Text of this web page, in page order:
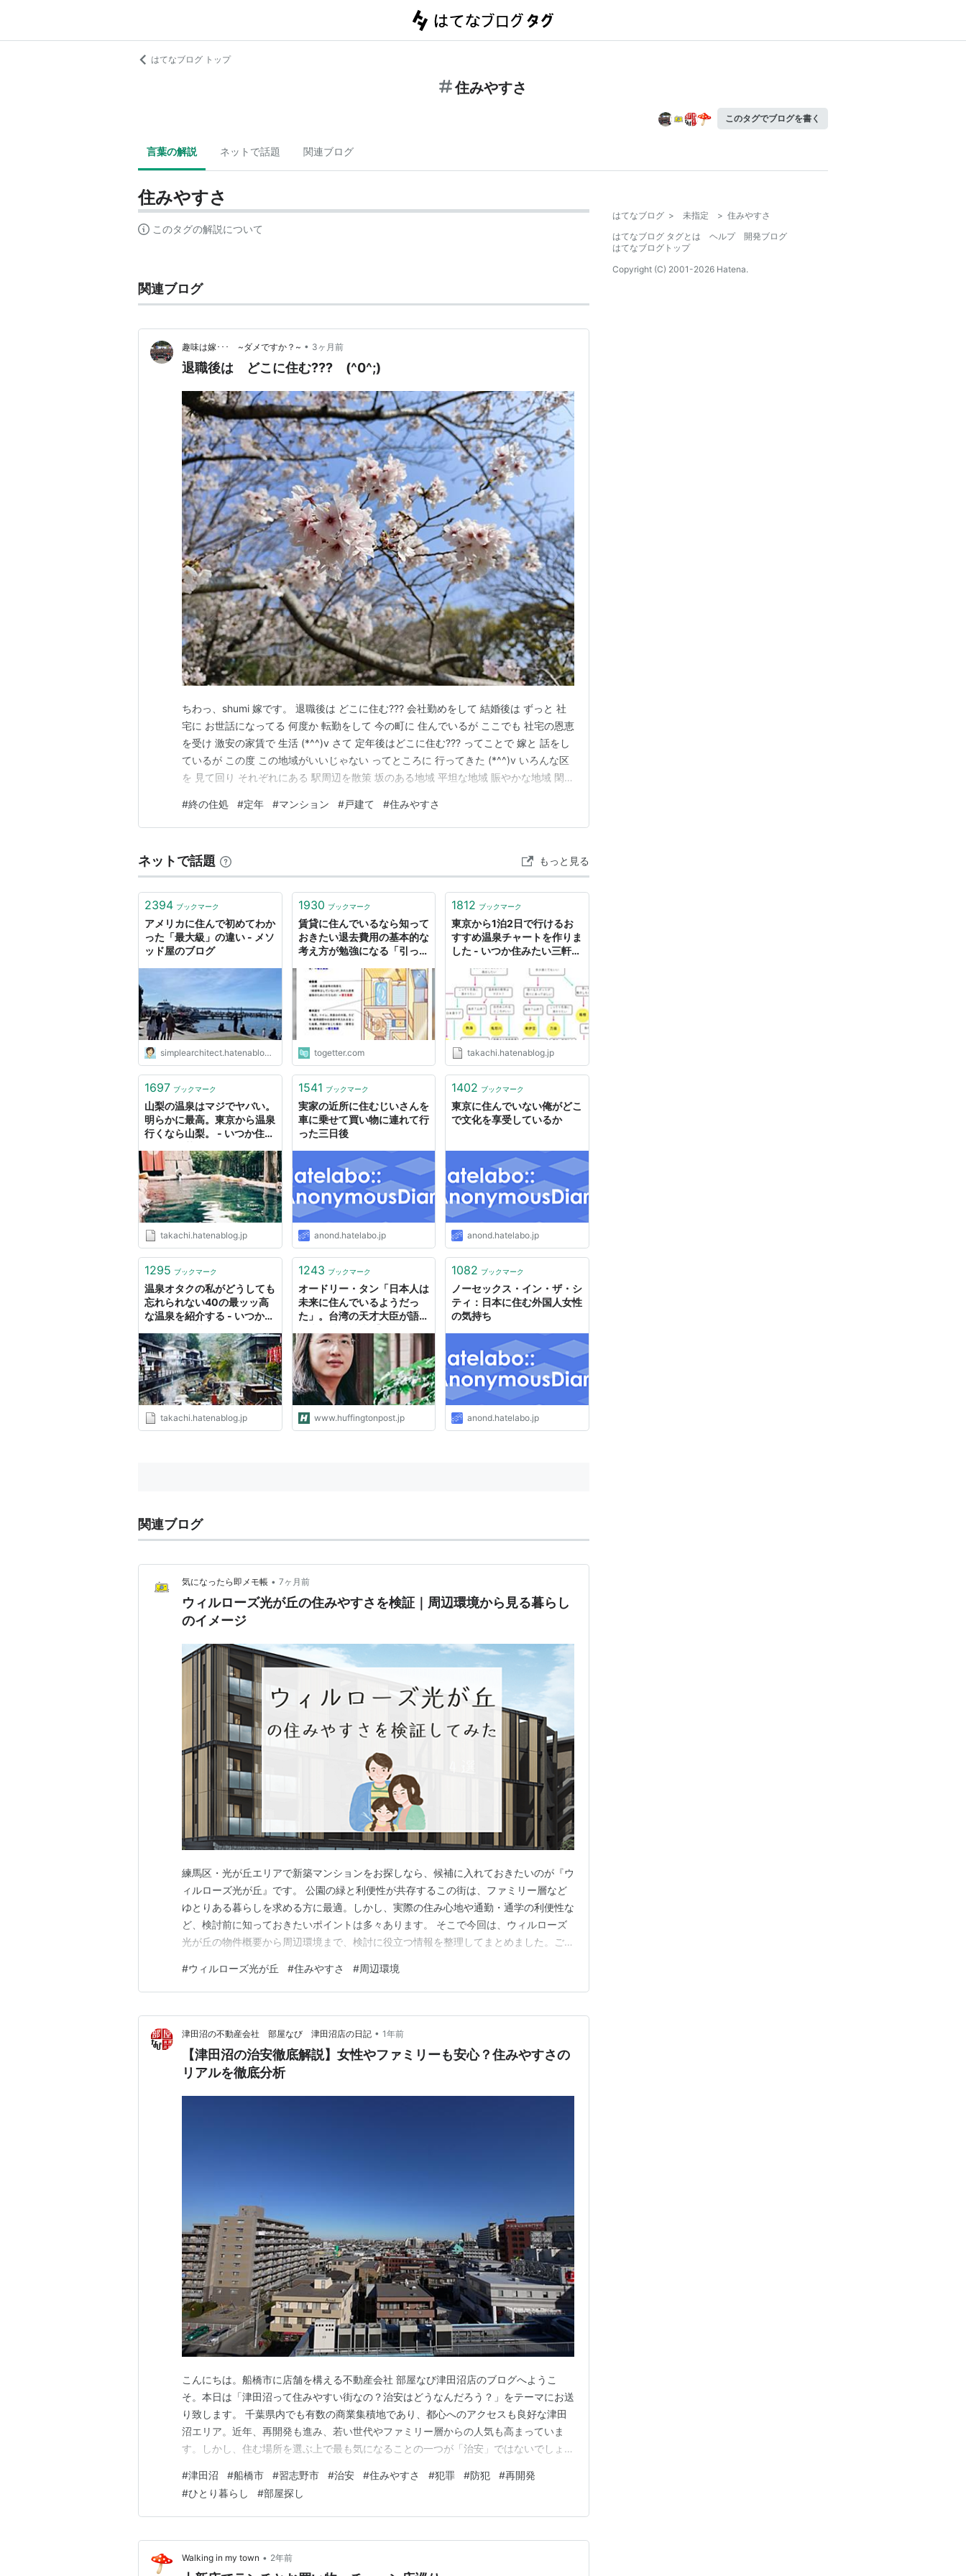
はてなブログ トップ
住みやすさ
このタグでブログを書く
言葉の解説 ネットで話題 関連ブログ
住みやすさ
このタグの解説について
関連ブログ
趣味は嫁･･･ ~ダメですか？~ • 3ヶ月前
退職後は どこに住む??? (^0^;)
ちわっ、shumi 嫁です。 退職後は どこに住む??? 会社勤めをして 結婚後は ずっと 社
宅に お世話になってる 何度か 転勤をして 今の町に 住んでいるが ここでも 社宅の恩恵
を受け 激安の家賃で 生活 (*^^)v さて 定年後はどこに住む??? ってことで 嫁と 話をし
ているが この度 この地域がいいじゃない ってところに 行ってきた (*^^)v いろんな区
を 見て回り それぞれにある 駅周辺を散策 坂のある地域 平坦な地域 賑やかな地域 閑静
まり賑やかなのもどうかな とか それでも そこそこ便利…
#終の住処 #定年 #マンション #戸建て #住みやすさ
ネットで話題 もっと見る
2394 ブックマーク
アメリカに住んで初めてわか
った「最大級」の違い - メソ
ッド屋のブログ
simplearchitect.hatenablog.com
1930 ブックマーク
賃貸に住んでいるなら知って
おきたい退去費用の基本的な
考え方が勉強になる「引っ越
togetter.com
1812 ブックマーク
東京から1泊2日で行けるお
すすめ温泉チャートを作りま
した - いつか住みたい三軒茶
takachi.hatenablog.jp
1697 ブックマーク
山梨の温泉はマジでヤバい。
明らかに最高。東京から温泉
行くなら山梨。 - いつか住み
takachi.hatenablog.jp
1541 ブックマーク
実家の近所に住むじいさんを
車に乗せて買い物に連れて行
った三日後
anond.hatelabo.jp
1402 ブックマーク
東京に住んでいない俺がどこ
で文化を享受しているか
anond.hatelabo.jp
1295 ブックマーク
温泉オタクの私がどうしても
忘れられない40の最ッッ高
な温泉を紹介する - いつか住
takachi.hatenablog.jp
1243 ブックマーク
オードリー・タン「日本人は
未来に住んでいるようだっ
た」。台湾の天才大臣が語っ
ュー全文：その①】
www.huffingtonpost.jp
1082 ブックマーク
ノーセックス・イン・ザ・シ
ティ：日本に住む外国人女性
の気持ち
anond.hatelabo.jp
関連ブログ
気になったら即メモ帳 • 7ヶ月前
ウィルローズ光が丘の住みやすさを検証｜周辺環境から見る暮らし
のイメージ
練馬区・光が丘エリアで新築マンションをお探しなら、候補に入れておきたいのが『ウ
ィルローズ光が丘』です。 公園の緑と利便性が共存するこの街は、ファミリー層など
ゆとりある暮らしを求める方に最適。しかし、実際の住み心地や通勤・通学の利便性な
ど、検討前に知っておきたいポイントは多々あります。 そこで今回は、ウィルローズ
光が丘の物件概要から周辺環境まで、検討に役立つ情報を整理してまとめました。ご自
みてください。 ウィルローズ光が丘とは？物件の基本情報と特徴 物件概要のポイント
ウィルローズ光が丘の主な仕様と設備 キッチンは「家…
#ウィルローズ光が丘 #住みやすさ #周辺環境
津田沼の不動産会社 部屋なび 津田沼店の日記 • 1年前
【津田沼の治安徹底解説】女性やファミリーも安心？住みやすさの
リアルを徹底分析
こんにちは。船橋市に店舗を構える不動産会社 部屋なび津田沼店のブログへようこ
そ。本日は「津田沼って住みやすい街なの？治安はどうなんだろう？」をテーマにお送
り致します。 千葉県内でも有数の商業集積地であり、都心へのアクセスも良好な津田
沼エリア。近年、再開発も進み、若い世代やファミリー層からの人気も高まっていま
す。しかし、住む場所を選ぶ上で最も気になることの一つが「治安」ではないでしょう
を徹底的に分析します。過去の犯罪統計データや地域住民の声、具体的な事例などを交
えながら、津田沼の治安のリアルな現状と、安心して暮らすため…
#津田沼 #船橋市 #習志野市 #治安 #住みやすさ #犯罪 #防犯 #再開発
#ひとり暮らし #部屋探し
Walking in my town • 2年前
はてなブログ > 未指定 > 住みやすさ
はてなブログ タグとは
ヘルプ
開発ブログ
はてなブログトップ
Copyright (C) 2001-2026 Hatena.